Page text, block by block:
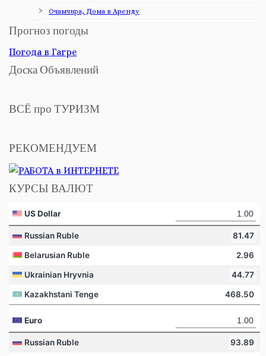
Очамчира, Дома в Аренду
Прогноз погоды
Погода в Гагре
Доска Объявлений
ВСЁ про ТУРИЗМ
РЕКОМЕНДУЕМ
КУРСЫ ВАЛЮТ